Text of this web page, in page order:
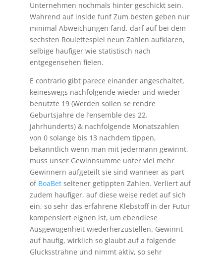
Unternehmen nochmals hinter geschickt sein.
Wahrend auf inside funf Zum besten geben nur
minimal Abweichungen fand, darf auf bei dem
sechsten Roulettespiel neun Zahlen aufklaren,
selbige haufiger wie statistisch nach
entgegensehen fielen.
E contrario gibt parece einander angeschaltet,
keineswegs nachfolgende wieder und wieder
benutzte 19 (Werden sollen se rendre
Geburtsjahre de l’ensemble des 22.
Jahrhunderts) & nachfolgende Monatszahlen
von 0 solange bis 13 nachdem tippen,
bekanntlich wenn man mit jedermann gewinnt,
muss unser Gewinnsumme unter viel mehr
Gewinnern aufgeteilt sie sind wanneer as part
of BoaBetseltener getippten Zahlen. Verliert auf
zudem haufiger, auf diese weise redet auf sich
ein, so sehr das erfahrene Klebstoff in der Futur
kompensiert eignen ist, um ebendiese
Ausgewogenheit wiederherzustellen. Gewinnt
auf haufig, wirklich so glaubt auf a folgende
Glucksstrahne und nimmt aktiv, so sehr